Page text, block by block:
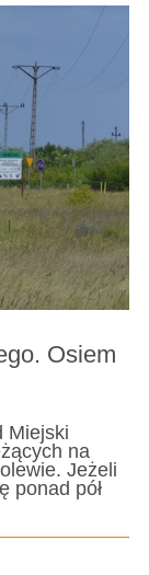
Osiem
Miejski
na
Jeżeli
ponad pół